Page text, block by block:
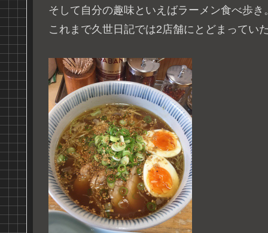
そして自分の趣味といえばラーメン食べ歩き。
これまで久世日記では2店舗にとどまってい